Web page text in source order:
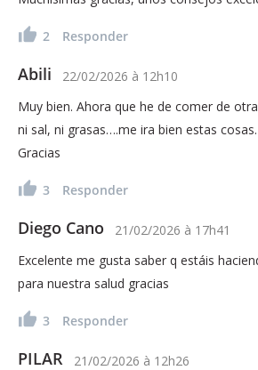
2 Responder
Abili 22/02/2026 à 12h10
Muy bien. Ahora que he de comer de
ni sal, ni grasas….me ira bien estas cosas.
Gracias
3 Responder
Diego Cano 21/02/2026 à 17h41
Excelente me gusta saber q estáis
para nuestra salud gracias
3 Responder
PILAR 21/02/2026 à 12h26